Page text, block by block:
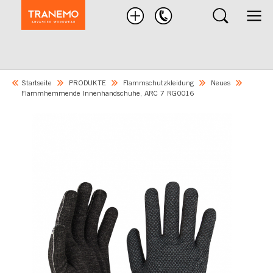
Produkten
Startseite PRODUKTE Flammschutzkleidung
Neues
Flammhemmende Innenhandschuhe, ARC 7 RG0016